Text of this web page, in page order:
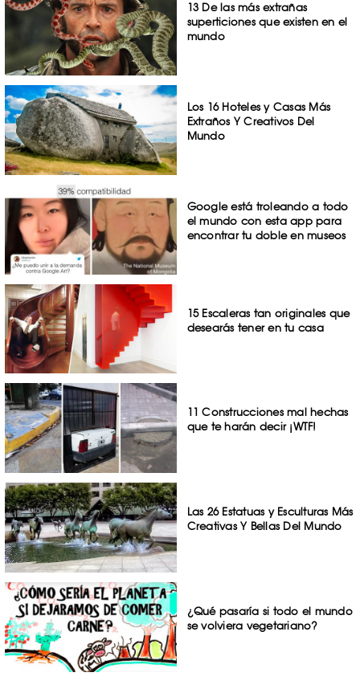
13 De las más extrañas
superticiones que existen en el
mundo
Los 16 Hoteles y Casas Más
Extraños Y Creativos Del
Mundo
Google está troleando a todo
el mundo con esta app para
encontrar tu doble en museos
15 Escaleras tan originales que
desearás tener en tu casa
11 Construcciones mal hechas
que te harán decir ¡WTF!
Las 26 Estatuas y Esculturas Más
Creativas Y Bellas Del Mundo
¿Qué pasaría si todo el mundo
se volviera vegetariano?